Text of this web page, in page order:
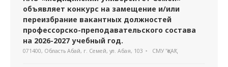
объявляет конкурс на замещение и/или
переизбрание вакантных должностей
профессорско-преподавательского состава
на 2026-2027 учебный год.
071400, Область Абай, г. Семей, ул. Абая, 103 СМУ "ҚеАҚ"